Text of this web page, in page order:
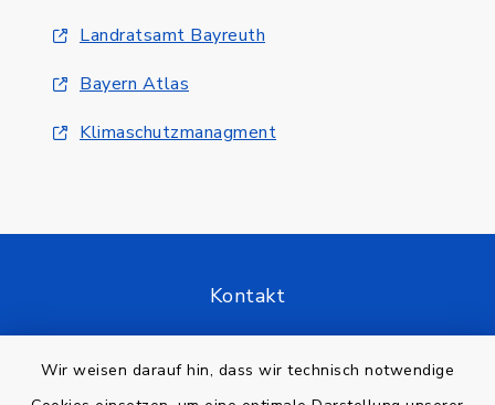
Wir weisen darauf hin, dass wir technisch notwendige
Landratsamt Bayreuth
Bayern Atlas
Klimaschutzmanagment
Kontakt